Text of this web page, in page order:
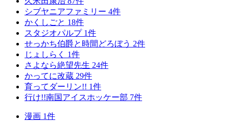
シブヤニアファミリー 4件
かくしごと 18件
スタジオパルプ 1件
せっかち伯爵と時間どろぼう 2件
じょしらく 1件
さよなら絶望先生 24件
かってに改蔵 29件
育ってダーリン!! 1件
行け!!南国アイスホッケー部 7件
漫画 1件